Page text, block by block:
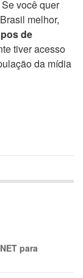
você quer
melhor,
de
tiver acesso
da mídia
para